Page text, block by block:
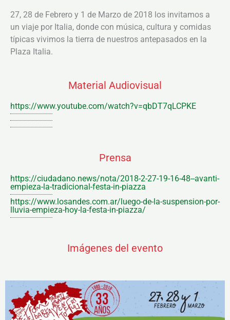
27, 28 de Febrero y 1 de Marzo de 2018 los invitamos a
un viaje por Italia, donde con música, cultura y comidas
típicas vivimos la tierra de nuestros antepasados en la
Plaza Italia.
Material Audiovisual
https://www.youtube.com/watch?v=qbDT7qLCPKE
Prensa
https://ciudadano.news/nota/2018-2-27-19-16-48--avanti-
empieza-la-tradicional-festa-in-piazza
https://www.losandes.com.ar/luego-de-la-suspension-por-
lluvia-empieza-hoy-la-festa-in-piazza/
Imágenes del evento